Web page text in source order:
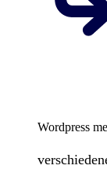
Wordpress